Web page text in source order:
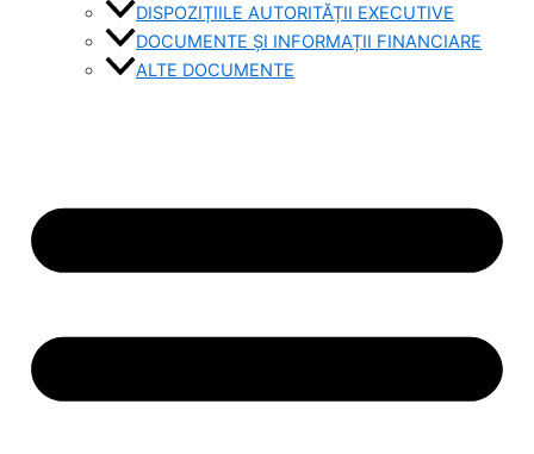
DISPOZIȚIILE AUTORITĂȚII EXECUTIVE
DOCUMENTE ȘI INFORMAȚII FINANCIARE
ALTE DOCUMENTE